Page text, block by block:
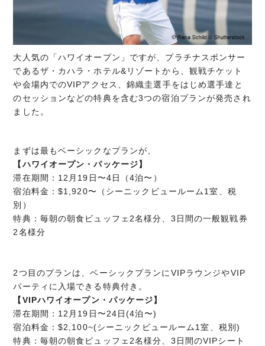
大人気の「ハワイオープン」ですが、プラチナスポンサー
であるザ・カハラ・ホテル&リゾートから、観戦チケット
や会場内でのVIPアクセス、錦織圭選手をはじめ選手達と
のセッションなどの特典を含む3つの宿泊プランが発売され
ました。
まずは最もベーシックなプランが、
【ハワイオープン・パッケージ】
滞在期間：12月19日〜4日（4泊〜）
宿泊料金：$1,920〜（シーニックビュールーム1室、税
別）
特典：毎朝の朝食ビュッフェ2名様分、3日間の一般観戦券
2名様分
2つ目のプランは、ベーシックプランにVIPラウンジやVIP
パーティに入場できる特典付き。
【VIPハワイオープン・パッケージ】
滞在期間：12月19日〜24日(4泊〜)
宿泊料金：$2,100~(シーニックビュールーム1室、税別)
特典：毎朝の朝食ビュッフェ2名様分、3日間のVIPシート